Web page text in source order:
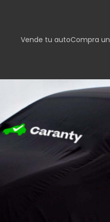
Vende tu autoCompra